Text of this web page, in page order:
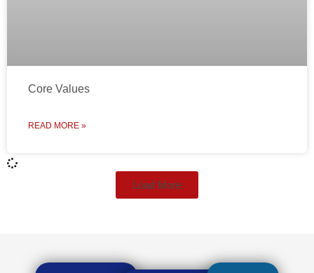
Core Values
READ MORE »
Load More